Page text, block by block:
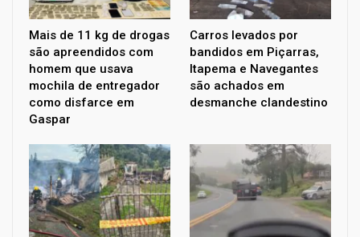
Mais de 11 kg de drogas
são apreendidos com
homem que usava
mochila de entregador
como disfarce em
Gaspar
Carros levados por
bandidos em Piçarras,
Itapema e Navegantes
são achados em
desmanche clandestino